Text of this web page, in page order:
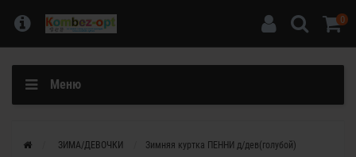
0
Меню
ЗИМА/ДЕВОЧКИ Зимняя куртка ПЕННИ д/дев(голубой)